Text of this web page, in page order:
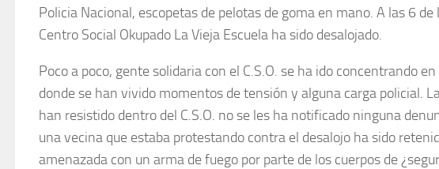
Policia Nacional, escopetas de pelotas de goma en mano. A las 6
Centro Social Okupado La Vieja Escuela ha sido desalojado.
Poco a poco, gente solidaria con el C.S.O. se ha ido concentrando
donde se han vivido momentos de tensión y alguna carga policial.
han resistido dentro del C.S.O. no se les ha notificado ninguna
una vecina que estaba protestando contra el desalojo ha sido
amenazada con un arma de fuego por parte de los cuerpos de